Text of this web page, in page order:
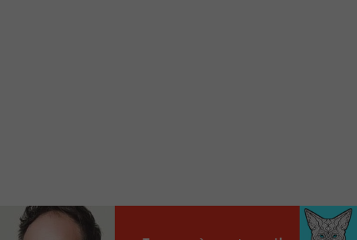
locale vous sont maintenant accessibles en un clic!
Audio